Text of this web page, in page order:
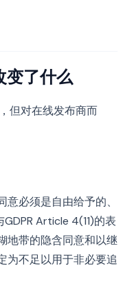
变了什么
但对在线发布商而
必须是自由给予的、
Article 4(11)的表
地带的隐含同意和以继
为不足以用于非必要追